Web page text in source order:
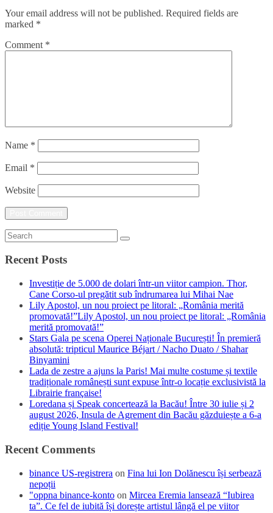
Your email address will not be published. Required fields are
marked *
Comment *
Name *
Email *
Website
Recent Posts
Investiție de 5.000 de dolari într-un viitor campion. Thor,
Cane Corso-ul pregătit sub îndrumarea lui Mihai Nae
Lily Apostol, un nou proiect pe litoral: „România merită
promovată!”Lily Apostol, un nou proiect pe litoral: „România
merită promovată!”
Stars Gala pe scena Operei Naționale București! În premieră
absolută: tripticul Maurice Béjart / Nacho Duato / Shahar
Binyamini
Lada de zestre a ajuns la Paris! Mai multe costume și textile
tradiționale românești sunt expuse într-o locație exclusivistă la
Librairie française!
Loredana și Speak concertează la Bacău! Între 30 iulie și 2
august 2026, Insula de Agrement din Bacău găzduiește a 6-a
ediție Young Island Festival!
Recent Comments
binance US-registrera on Fina lui Ion Dolănescu își serbează
nepoții
"oppna binance-konto on Mircea Eremia lansează “Iubirea
ta”. Ce fel de iubită își dorește artistul lângă el pe viitor